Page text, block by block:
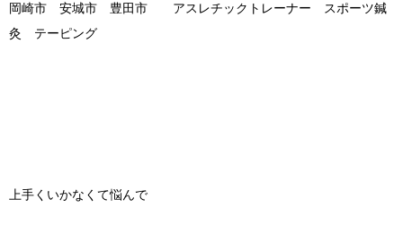
岡崎市 安城市 豊田市 アスレチックトレーナー スポーツ鍼
灸 テーピング
上手くいかなくて悩んで